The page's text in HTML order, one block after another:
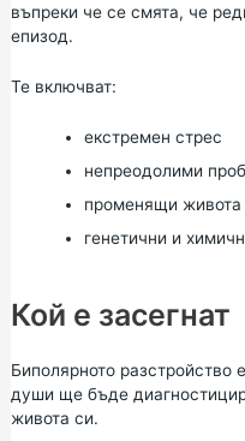
въпреки че се смята, че
епизод.
Те включват:
екстремен стрес
непреодолими
променящи живота
генетични и
Кой е засегнат
Биполярното разстройство
души ще бъде
живота си.